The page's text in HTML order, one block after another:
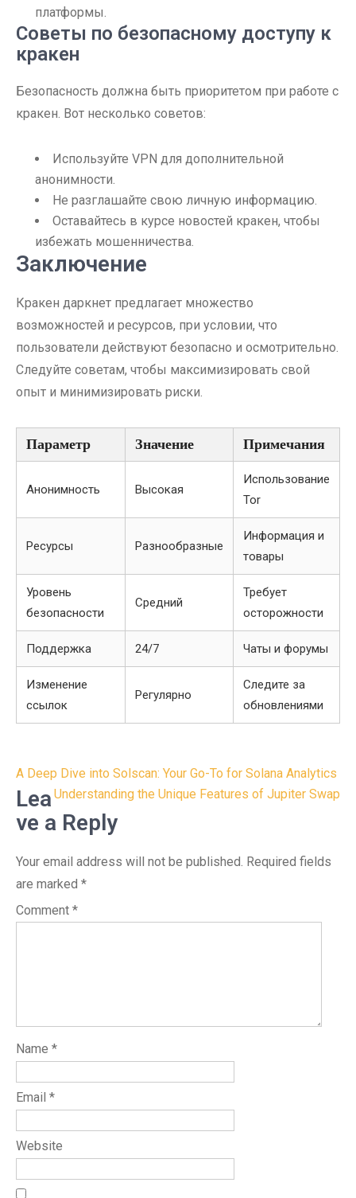
платформы.
Советы по безопасному доступу к
кракен
Безопасность должна быть приоритетом при работе с
кракен. Вот несколько советов:
Используйте VPN для дополнительной
анонимности.
Не разглашайте свою личную информацию.
Оставайтесь в курсе новостей кракен, чтобы
избежать мошенничества.
Заключение
Кракен даркнет предлагает множество
возможностей и ресурсов, при условии, что
пользователи действуют безопасно и осмотрительно.
Следуйте советам, чтобы максимизировать свой
опыт и минимизировать риски.
Параметр Значение Примечания
Анонимность Высокая
Использование
Tor
Ресурсы Разнообразные
Информация и
товары
Уровень
безопасности
Средний
Требует
осторожности
Поддержка 24/7 Чаты и форумы
Изменение
ссылок
Регулярно
Следите за
обновлениями
Post
navigation
A Deep Dive into Solscan: Your Go-To for Solana Analytics
Understanding the Unique Features of Jupiter Swap
Lea
ve a Reply
Your email address will not be published. Required fields
are marked *
Comment *
Name *
Email *
Website